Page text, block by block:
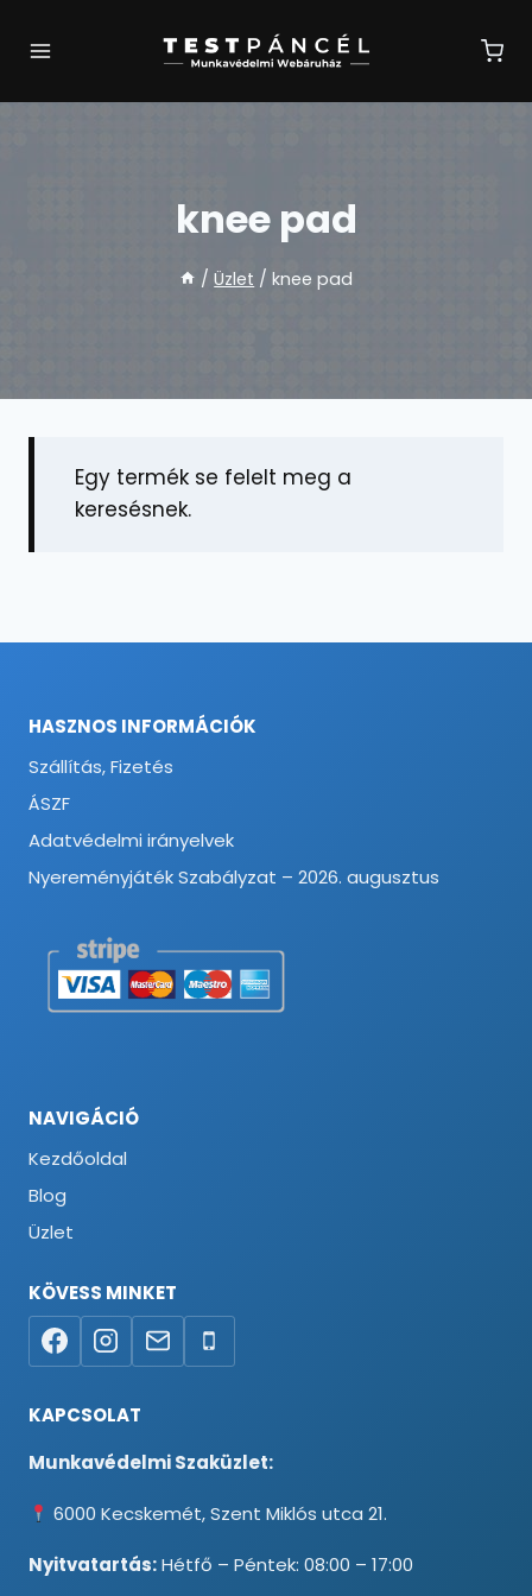
knee pad
/ Üzlet / knee pad
Egy termék se felelt meg a
keresésnek.
HASZNOS INFORMÁCIÓK
Szállítás, Fizetés
ÁSZF
Adatvédelmi irányelvek
Nyereményjáték Szabályzat – 2026. augusztus
NAVIGÁCIÓ
Kezdőoldal
Blog
Üzlet
KÖVESS MINKET
KAPCSOLAT
Munkavédelmi Szaküzlet:
6000 Kecskemét, Szent Miklós utca 21.
Nyitvatartás:Hétfő – Péntek: 08:00 – 17:00